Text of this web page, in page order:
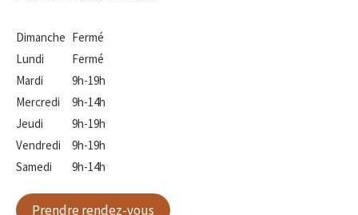
Dimanche
Lundi
Mardi
Mercredi
Jeudi
Vendredi
Samedi
Fermé
Fermé
9h-19h
9h-14h
9h-19h
9h-19h
9h-14h
Prendre rendez-vous